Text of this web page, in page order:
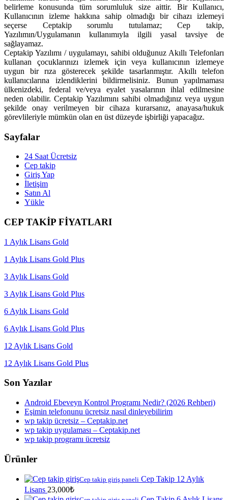
belirleme konusunda tüm sorumluluk size aittir. Bir Kullanıcı,
Kullanıcının izleme hakkına sahip olmadığı bir cihazı izlemeyi
seçerse Ceptakip sorumlu tutulamaz; Cep takip,
Yazılımın/Uygulamanın kullanımıyla ilgili yasal tavsiye de
sağlayamaz.
Ceptakip Yazılımı / uygulamayı, sahibi olduğunuz Akıllı Telefonları
kullanan çocuklarınızı izlemek için veya kullanıcının izlemeye
uygun bir rıza gösterecek şekilde tasarlanmıştır. Akıllı telefon
kullanıcılarına izlendiklerini bildirmelisiniz. Bunun yapılmaması
ülkenizdeki, federal ve/veya eyalet yasalarının ihlal edilmesine
neden olabilir. Ceptakip Yazılımını sahibi olmadığınız veya uygun
şekilde onay verilmeyen bir cihaza kurarsanız, anayasa/hukuk
görevlileriyle mümkün olan en üst düzeyde işbirliği yapacağız.
Sayfalar
24 Saat Ücretsiz
Cep takip
Giriş Yap
İletişim
Satın Al
Yükle
CEP TAKİP FİYATLARI
1 Aylık Lisans Gold
1 Aylık Lisans Gold Plus
3 Aylık Lisans Gold
3 Aylık Lisans Gold Plus
6 Aylık Lisans Gold
6 Aylık Lisans Gold Plus
12 Aylık Lisans Gold
12 Aylık Lisans Gold Plus
Son Yazılar
Android Ebeveyn Kontrol Programı Nedir? (2026 Rehberi)
Eşimin telefonunu ücretsiz nasıl dinleyebilirim
wp takip ücretsiz – Ceptakip.net
wp takip uygulaması – Ceptakip.net
wp takip programı ücretsiz
Ürünler
Cep takip giriş paneli Cep Takip 12 Aylık
Lisans 23,000₺